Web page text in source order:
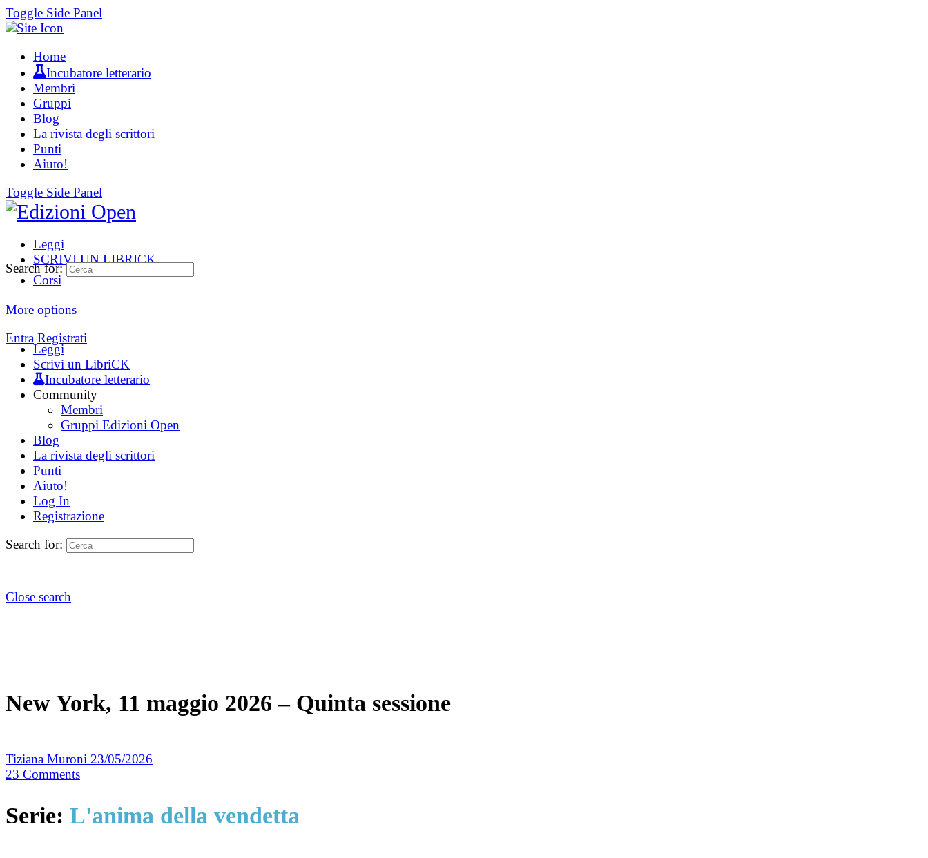
Toggle Side Panel
Home
Incubatore letterario
Membri
Gruppi
Blog
La rivista degli scrittori
Punti
Aiuto!
Toggle Side Panel
Leggi
SCRIVI UN LIBRICK
Corsi
More options
Entra Registrati
Search for:
Leggi
Scrivi un LibriCK
Incubatore letterario
Community
Membri
Gruppi Edizioni Open
Blog
La rivista degli scrittori
Punti
Aiuto!
Log In
Registrazione
Search for:
Close search
New York, 11 maggio 2026 – Quinta sessione
Tiziana Muroni 23/05/2026
23 Comments
Serie: L'anima della vendetta